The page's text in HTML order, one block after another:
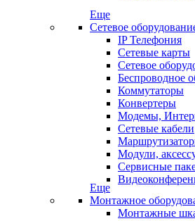
Еще
Сетевое
IP Телефония
Сетевые карты
Сетевое
Беспроводное
Коммутаторы
Конвертеры
Модемы,
Сетевые кабели
Модули,
Сервисные
Еще
Монтажное
Монтажные